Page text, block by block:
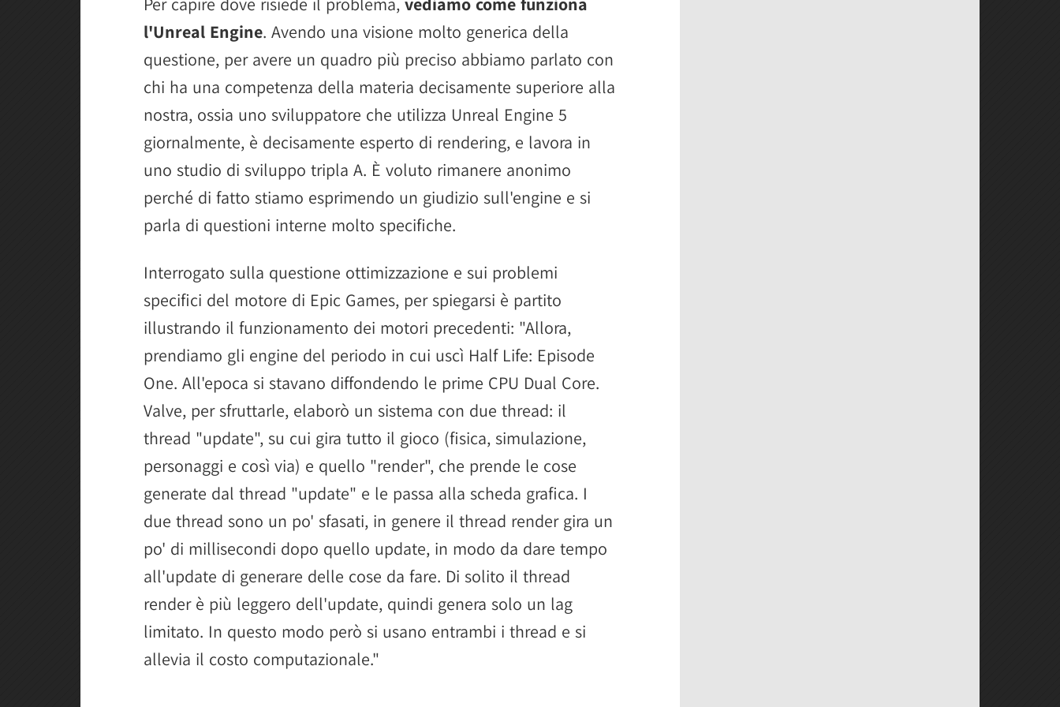
l'Unreal Engine. Avendo una visione molto generica della
questione, per avere un quadro più preciso abbiamo parlato con
chi ha una competenza della materia decisamente superiore alla
nostra, ossia uno sviluppatore che utilizza Unreal Engine 5
giornalmente, è decisamente esperto di rendering, e lavora in
uno studio di sviluppo tripla A. È voluto rimanere anonimo
perché di fatto stiamo esprimendo un giudizio sull'engine e si
parla di questioni interne molto specifiche.
Interrogato sulla questione ottimizzazione e sui problemi
specifici del motore di Epic Games, per spiegarsi è partito
illustrando il funzionamento dei motori precedenti: "Allora,
prendiamo gli engine del periodo in cui uscì Half Life: Episode
One. All'epoca si stavano diffondendo le prime CPU Dual Core.
Valve, per sfruttarle, elaborò un sistema con due thread: il
thread "update", su cui gira tutto il gioco (fisica, simulazione,
personaggi e così via) e quello "render", che prende le cose
generate dal thread "update" e le passa alla scheda grafica. I
due thread sono un po' sfasati, in genere il thread render gira un
po' di millisecondi dopo quello update, in modo da dare tempo
all'update di generare delle cose da fare. Di solito il thread
render è più leggero dell'update, quindi genera solo un lag
limitato. In questo modo però si usano entrambi i thread e si
allevia il costo computazionale."